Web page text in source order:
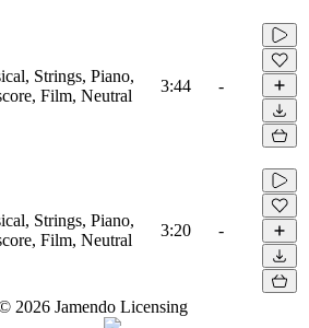
Strings, Piano,
Film, Neutral
3:44 -
Strings, Piano,
Film, Neutral
3:20 -
2026 Jamendo Licensing